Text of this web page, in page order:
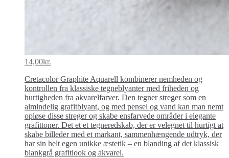
14,00kr.
Cretacolor Graphite Aquarell kombinerer nemheden og
kontrollen fra klassiske tegneblyanter med friheden og
hurtigheden fra akvarelfarver. Den tegner streger som en
almindelig grafitblyant, og med pensel og vand kan man nemt
opløse disse streger og skabe ensfarvede områder i elegante
grafittoner. Det et et tegneredskab, der er velegnet til hurtigt at
skabe billeder med et markant, sammenhængende udtryk, der
har sin helt egen unikke æstetik – en blanding af det klassisk
blankgrå grafitlook og akvarel.